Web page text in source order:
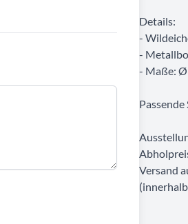
Details:
-
-
- Maße: Ø
Versand